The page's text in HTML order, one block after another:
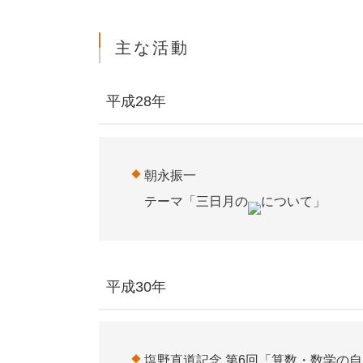
主な活動
平成28年
朝永振一
テーマ「三日月の
について」
平成30年
塩野直道記念 第6回「算数・数学の